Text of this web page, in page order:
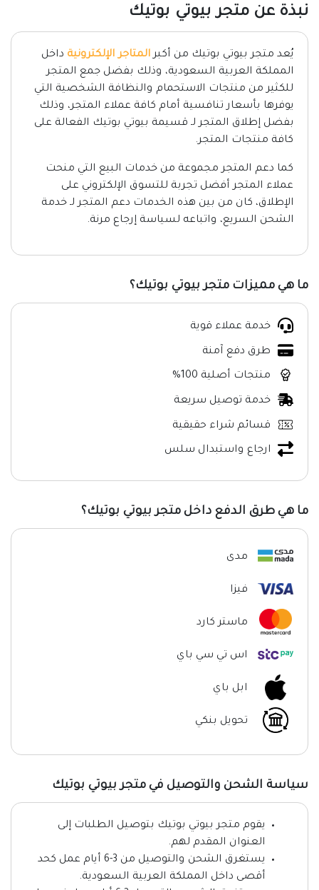
نبذة عن متجر بيوتي بوتيك
يُعد متجر بيوتي بوتيك من أكبرالمتاجر الإلكترونية داخل
المملكة العربية السعودية، وذلك بفضل جمع المتجر
للكثير من منتجات الاستحمام والنظافة الشخصية التي
يوفرها بأسعار تنافسية أمام كافة عملاء المتجر، وذلك
بفضل إطلاق المتجر لـ قسيمة بيوتي بوتيك الفعالة على
كافة منتجات المتجر.
كما دعم المتجر مجموعة من خدمات البيع التي منحت
عملاء المتجر أفضل تجربة للتسوق الإلكتروني على
الإطلاق، كان من بين هذه الخدمات دعم المتجر لـ خدمة
الشحن السريع، واتباعه لسياسة إرجاع مرنة.
ما هي مميزات متجر بيوتي بوتيك؟
خدمة عملاء قوية
طرق دفع آمنة
منتجات أصلية 100%
خدمة توصيل سريعة
قسائم شراء حقيقية
ارجاع واستبدال سلس
ما هي طرق الدفع داخل متجر بيوتي بوتيك؟
مدى
فيزا
ماستر كارد
اس تي سي باي
ابل باي
تحويل بنكي
سياسة الشحن والتوصيل في متجر بيوتي بوتيك
يقوم متجر بيوتي بوتيك بتوصيل الطلبات إلى
العنوان المقدم لهم.
يستغرق الشحن والتوصيل من 3-6 أيام عمل كحد
أقصى داخل المملكة العربية السعودية.